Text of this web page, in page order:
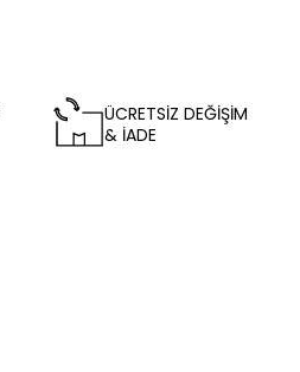
ÜCRETSİZ DEĞİŞİM
& İADE